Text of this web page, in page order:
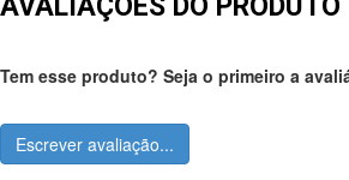
AVALIAÇÕES DO PRODUTO
Tem esse produto? Seja o primeiro a
Escrever avaliação...